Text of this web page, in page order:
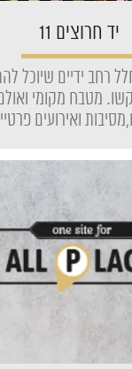
יד חרוצים 11
חרוצים 11 חלל רחב ידיים
מטבח מקומי
ואירועים